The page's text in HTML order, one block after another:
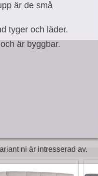
är de små
tyger och läder.
är byggbar.
ni är intresserad av.